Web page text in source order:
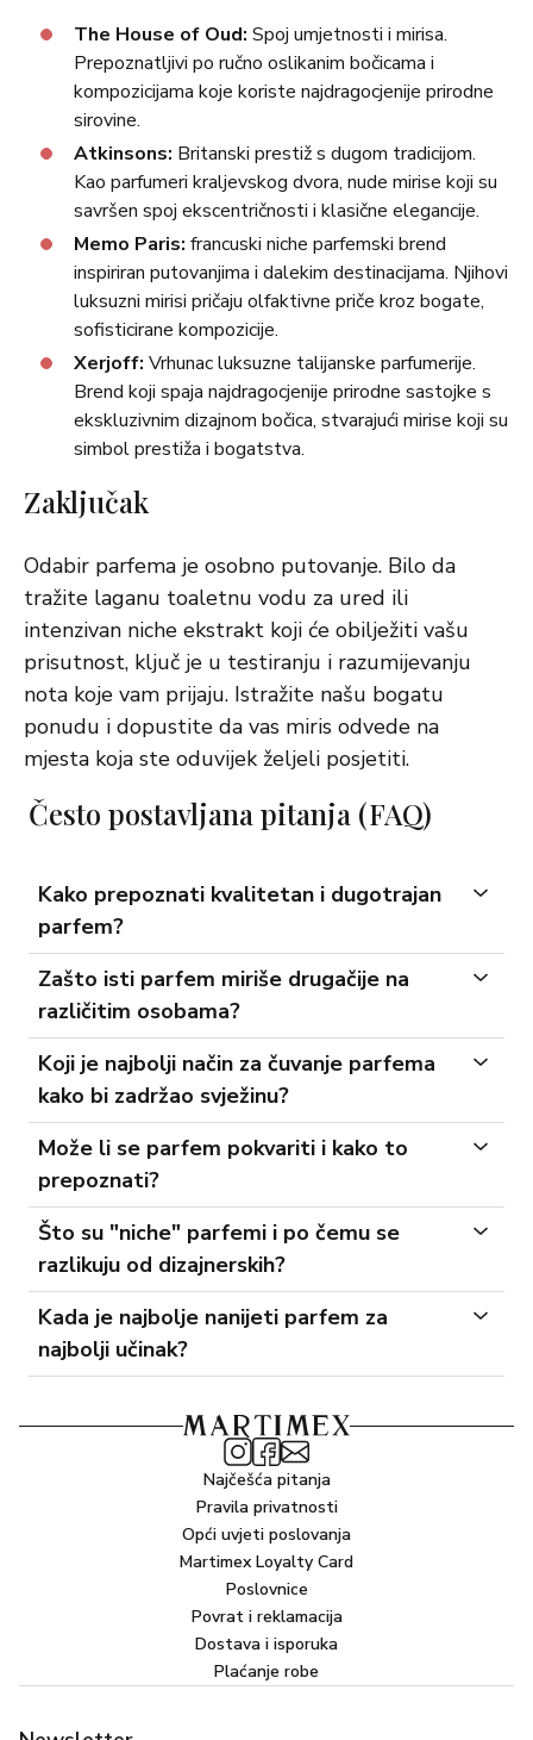
The House of Oud: Spoj umjetnosti i mirisa.
Prepoznatljivi po ručno oslikanim bočicama i
kompozicijama koje koriste najdragocjenije prirodne
sirovine.
Atkinsons: Britanski prestiž s dugom tradicijom.
Kao parfumeri kraljevskog dvora, nude mirise koji su
savršen spoj ekscentričnosti i klasične elegancije.
Memo Paris: francuski niche parfemski brend
inspiriran putovanjima i dalekim destinacijama. Njihovi
luksuzni mirisi pričaju olfaktivne priče kroz bogate,
sofisticirane kompozicije.
Xerjoff: Vrhunac luksuzne talijanske parfumerije.
Brend koji spaja najdragocjenije prirodne sastojke s
ekskluzivnim dizajnom bočica, stvarajući mirise koji su
simbol prestiža i bogatstva.
Zaključak
Odabir parfema je osobno putovanje. Bilo da
tražite laganu toaletnu vodu za ured ili
intenzivan niche ekstrakt koji će obilježiti vašu
prisutnost, ključ je u testiranju i razumijevanju
nota koje vam prijaju. Istražite našu bogatu
ponudu i dopustite da vas miris odvede na
mjesta koja ste oduvijek željeli posjetiti.
Često postavljana pitanja (FAQ)
Kako prepoznati kvalitetan i dugotrajan
parfem?
Zašto isti parfem miriše drugačije na
različitim osobama?
Koji je najbolji način za čuvanje parfema
kako bi zadržao svježinu?
Može li se parfem pokvariti i kako to
prepoznati?
Što su "niche" parfemi i po čemu se
razlikuju od dizajnerskih?
Kada je najbolje nanijeti parfem za
najbolji učinak?
Najčešća pitanja
Pravila privatnosti
Opći uvjeti poslovanja
Martimex Loyalty Card
Poslovnice
Povrat i reklamacija
Dostava i isporuka
Plaćanje robe